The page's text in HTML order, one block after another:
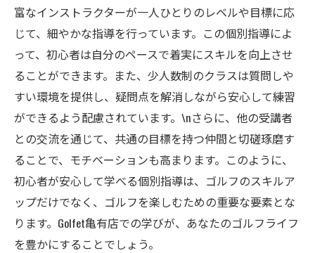
富なインストラクターが一人ひとりのレベルや目標に応
じて、細やかな指導を行っています。この個別指導によ
って、初心者は自分のペースで着実にスキルを向上させ
ることができます。また、少人数制のクラスは質問しや
すい環境を提供し、疑問点を解消しながら安心して練習
ができるよう配慮されています。\nさらに、他の受講者
との交流を通じて、共通の目標を持つ仲間と切磋琢磨す
ることで、モチベーションも高まります。このように、
初心者が安心して学べる個別指導は、ゴルフのスキルア
ップだけでなく、ゴルフを楽しむための重要な要素とな
ります。Golfet亀有店での学びが、あなたのゴルフライフ
を豊かにすることでしょう。